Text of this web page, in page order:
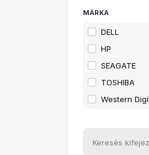
MÁRKA
DELL
HP
SEAGATE
TOSHIBA
Western